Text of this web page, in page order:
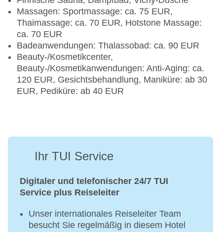
Massagen: Sportmassage: ca. 75 EUR,
Thaimassage: ca. 70 EUR, Hotstone Massage:
ca. 70 EUR
Badeanwendungen: Thalassobad: ca. 90 EUR
Beauty-/Kosmetikcenter,
Beauty-/Kosmetikanwendungen: Anti-Aging: ca.
120 EUR, Gesichtsbehandlung, Maniküre: ab 30
EUR, Pediküre: ab 40 EUR
Ihr TUI Service
Digitaler und telefonischer 24/7 TUI
Service plus Reiseleiter
Unser internationales Reiseleiter Team
besucht Sie regelmäßig in diesem Hotel